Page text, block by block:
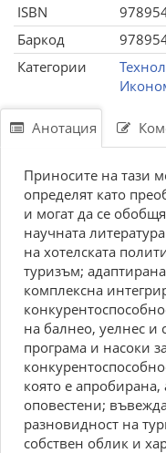
ISBN
Баркод
Категории
Анотация
Приносите на тази
определят като
и могат да се
научната
на хотелската
туризъм;
комплексна
на балнео, уелнес и
програма и насоки
която е
оповестени;
разновидност на
собствен облик и